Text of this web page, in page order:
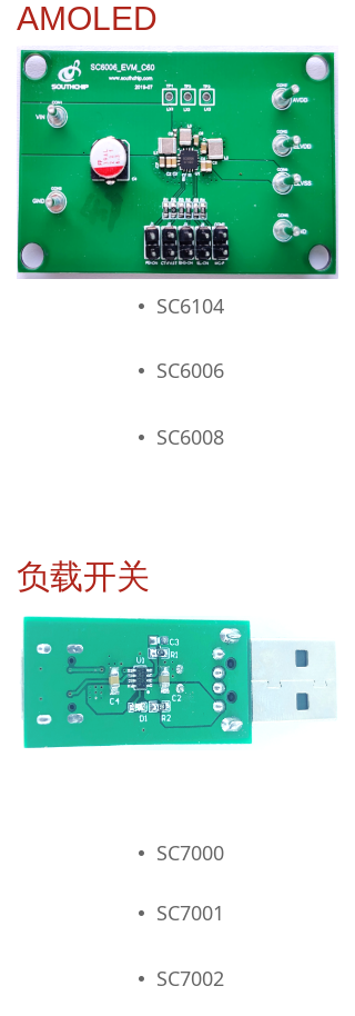
넸 SC6104
넸 SC6008
넸 SC6006
AMOLED
넸 SC7000
넸 SC7001
넸 SC7002
负载开关